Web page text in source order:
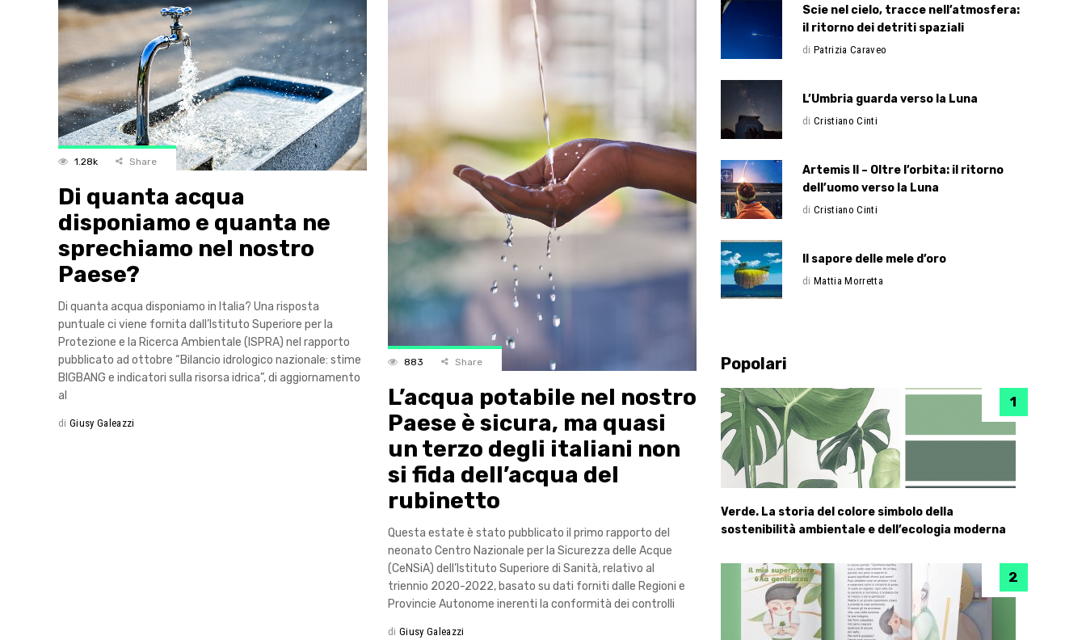
1.28k Share
Di quanta acqua
disponiamo e quanta ne
sprechiamo nel nostro
Paese?
Di quanta acqua disponiamo in Italia? Una risposta
puntuale ci viene fornita dall’Istituto Superiore per la
Protezione e la Ricerca Ambientale (ISPRA) nel rapporto
pubblicato ad ottobre “Bilancio idrologico nazionale: stime
BIGBANG e indicatori sulla risorsa idrica”, di aggiornamento
al
di Giusy Galeazzi
883 Share
L’acqua potabile nel nostro
Paese è sicura, ma quasi
un terzo degli italiani non
si fida dell’acqua del
rubinetto
Questa estate è stato pubblicato il primo rapporto del
neonato Centro Nazionale per la Sicurezza delle Acque
(CeNSiA) dell’Istituto Superiore di Sanità, relativo al
triennio 2020-2022, basato su dati forniti dalle Regioni e
Provincie Autonome inerenti la conformità dei controlli
di Giusy Galeazzi
Scie nel cielo, tracce nell’atmosfera:
il ritorno dei detriti spaziali
di Patrizia Caraveo
L’Umbria guarda verso la Luna
di Cristiano Cinti
Artemis II – Oltre l’orbita: il ritorno
dell’uomo verso la Luna
di Cristiano Cinti
Il sapore delle mele d’oro
di Mattia Morretta
Popolari
Verde. La storia del colore simbolo della
sostenibilità ambientale e dell’ecologia moderna